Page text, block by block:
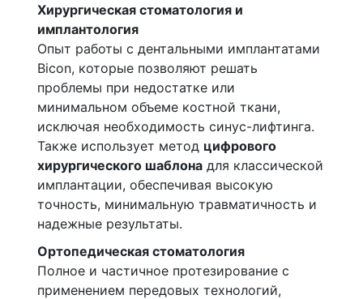
Хирургическая стоматология и
имплантология
Опыт работы с дентальными имплантатами
Bicon, которые позволяют решать
проблемы при недостатке или
минимальном объеме костной ткани,
исключая необходимость синус-лифтинга.
Также использует метод цифрового
хирургического шаблона для классической
имплантации, обеспечивая высокую
точность, минимальную травматичность и
надежные результаты.
Ортопедическая стоматология
Полное и частичное протезирование с
применением передовых технологий,